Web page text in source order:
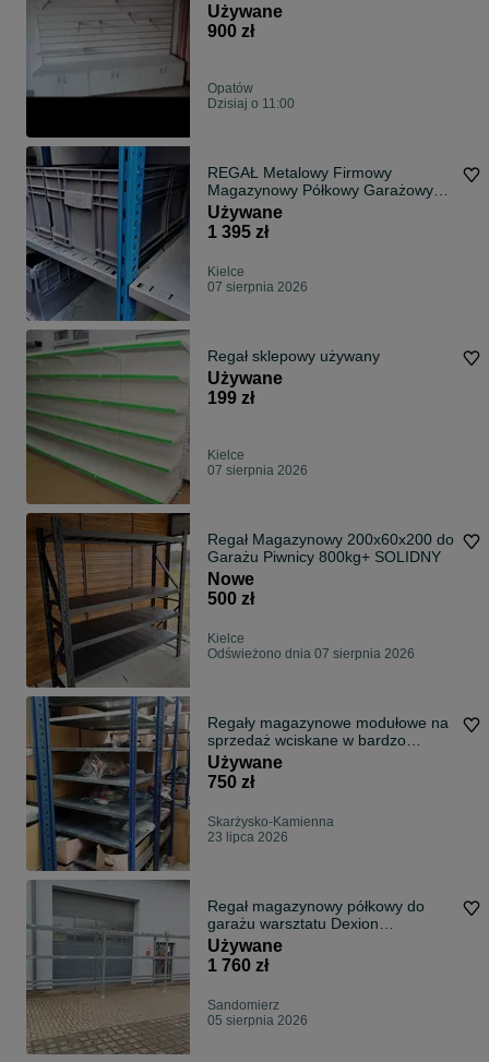
Używane
900 zł
Opatów
Dzisiaj o 11:00
REGAŁ Metalowy Firmowy
Magazynowy Półkowy Garażowy
Warsztatowy gł.40cm
Używane
1 395 zł
Kielce
07 sierpnia 2026
Regał sklepowy używany
Używane
199 zł
Kielce
07 sierpnia 2026
Regał Magazynowy 200x60x200 do
Garażu Piwnicy 800kg+ SOLIDNY
Nowe
500 zł
Kielce
Odświeżono dnia 07 sierpnia 2026
Regały magazynowe modułowe na
sprzedaż wciskane w bardzo
dobrym stanie
Używane
750 zł
Skarżysko-Kamienna
23 lipca 2026
Regał magazynowy półkowy do
garażu warsztatu Dexion
250x80cm
Używane
1 760 zł
Sandomierz
05 sierpnia 2026